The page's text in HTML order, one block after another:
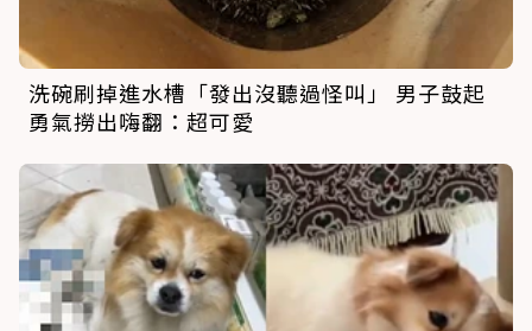
洗碗刷掉進水槽「發出沒聽過怪叫」 男子鼓起
勇氣撈出嗨翻：超可愛